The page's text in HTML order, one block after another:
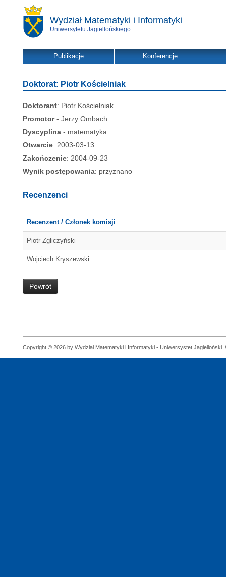
Wydział Matematyki i Informatyki
Uniwersytetu Jagiellońskiego
Publikacje Konferencje
Doktorat: Piotr Kościelniak
Doktorant: Piotr Kościelniak
Promotor- Jerzy Ombach
Dyscyplina - matematyka
Otwarcie: 2003-03-13
Zakończenie: 2004-09-23
Wynik postępowania: przyznano
Recenzenci
Recenzent / Członek komisji
Piotr Zgliczyński
Wojciech Kryszewski
Powrót
Copyright © 2026 by Wydział Matematyki i Informatyki - Uniwersystet